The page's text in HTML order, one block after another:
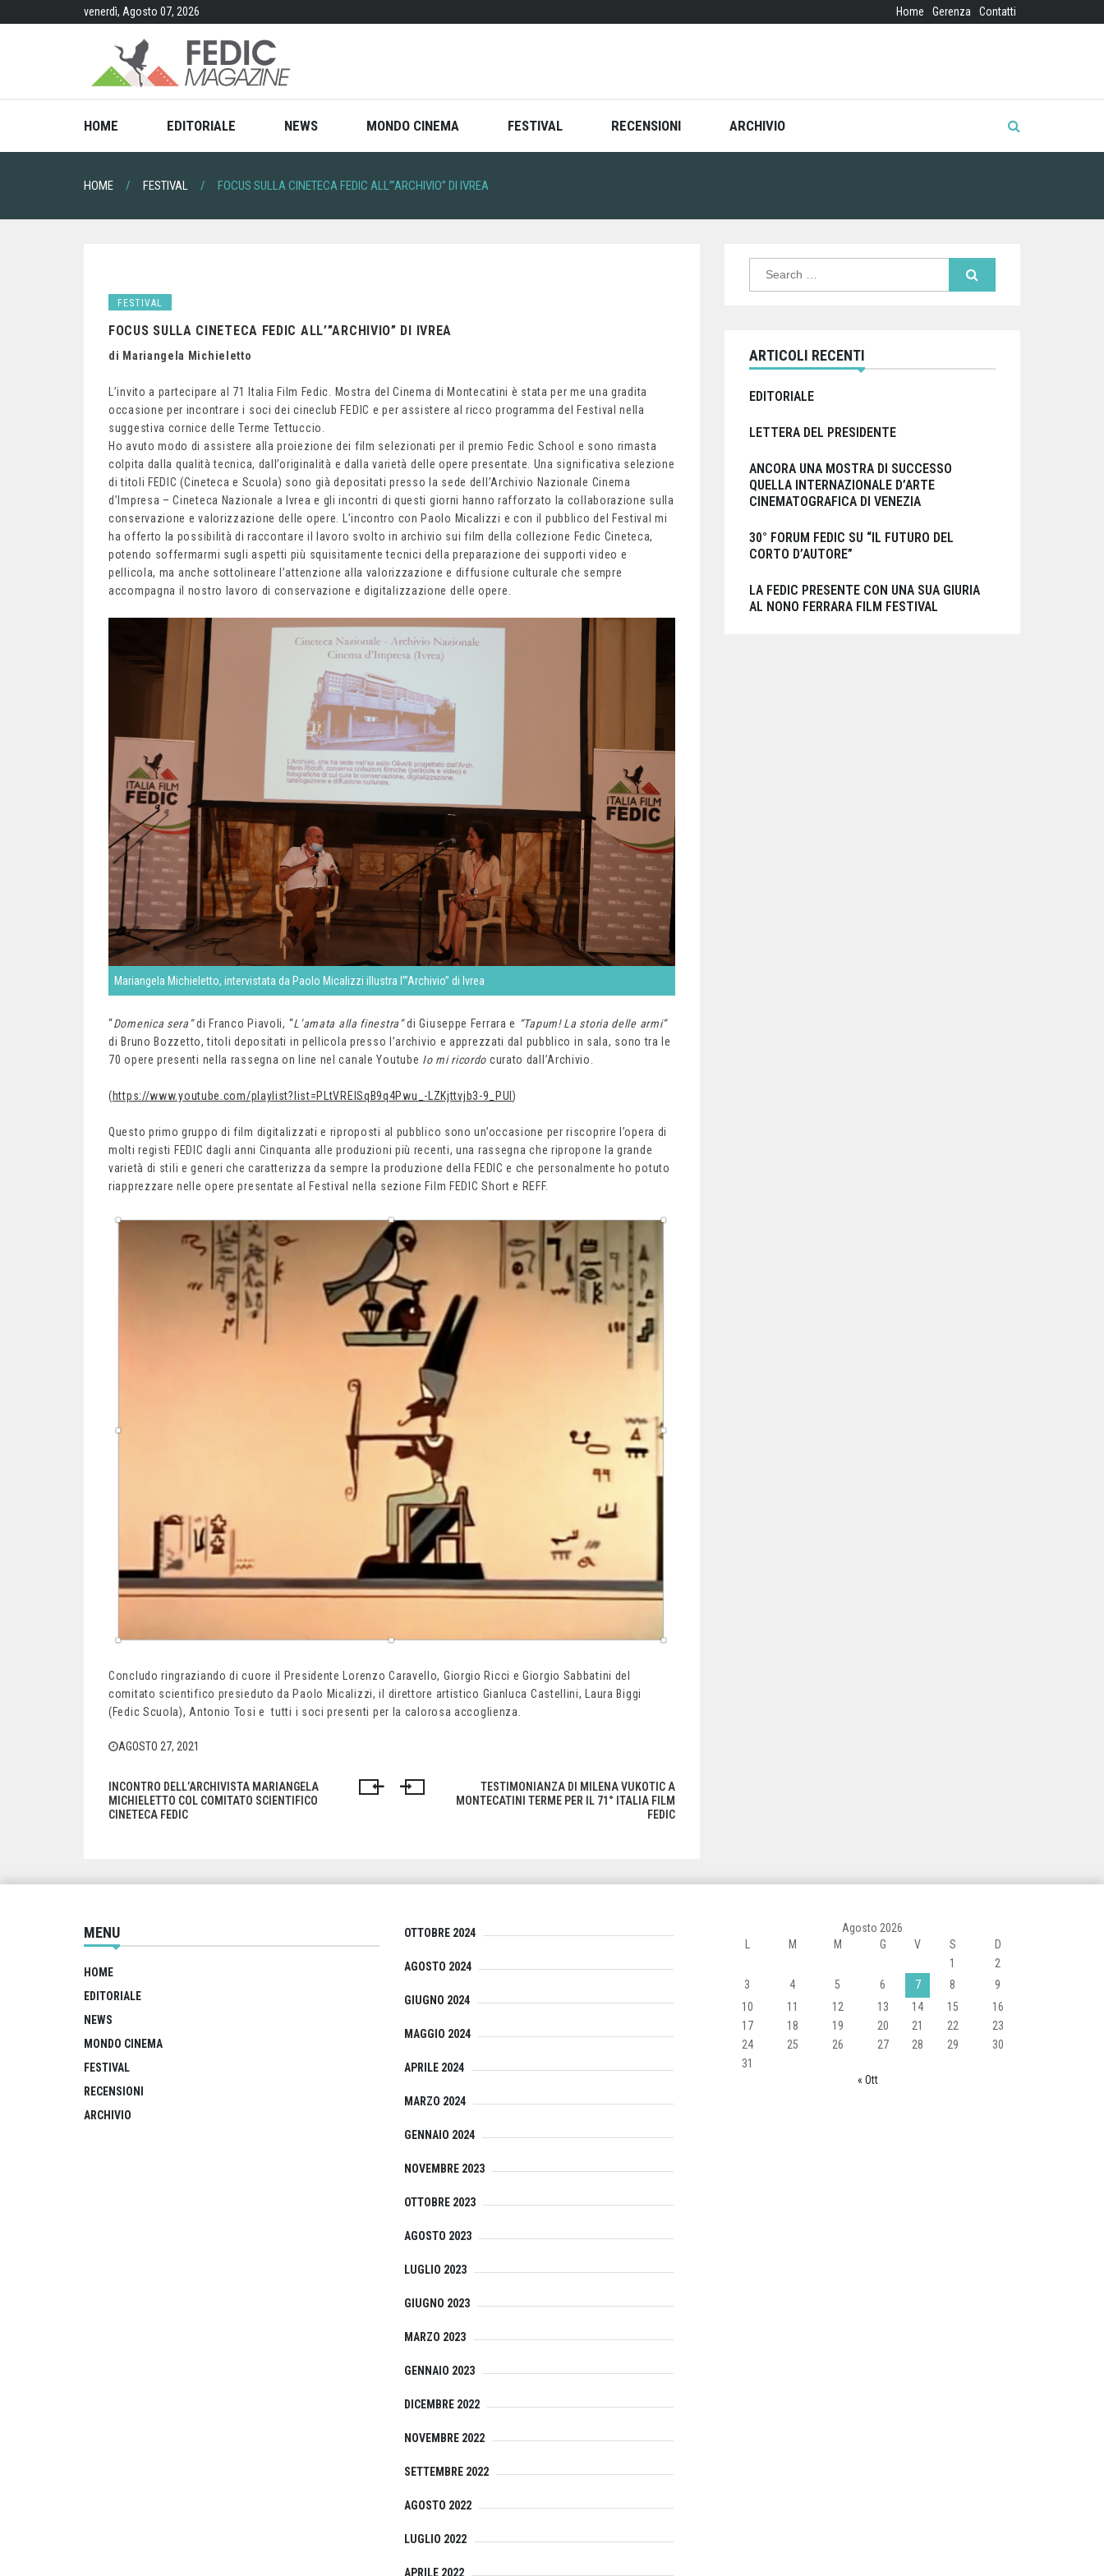
venerdì, Agosto 07, 2026 Home Gerenza Contatti
HOME EDITORIALE NEWS MONDO CINEMA FESTIVAL RECENSIONI ARCHIVIO
HOME FESTIVAL FOCUS SULLA CINETECA FEDIC ALL’”ARCHIVIO” DI IVREA
FESTIVAL
FOCUS SULLA CINETECA FEDIC ALL’”ARCHIVIO” DI IVREA
di Mariangela Michieletto
L’invito a partecipare al 71 Italia Film Fedic. Mostra del Cinema di Montecatini è stata per me una gradita
occasione per incontrare i soci dei cineclub FEDIC e per assistere al ricco programma del Festival nella
suggestiva cornice delle Terme Tettuccio.
Ho avuto modo di assistere alla proiezione dei film selezionati per il premio Fedic School e sono rimasta
colpita dalla qualità tecnica, dall’originalità e dalla varietà delle opere presentate. Una significativa selezione
di titoli FEDIC (Cineteca e Scuola) sono già depositati presso la sede dell’Archivio Nazionale Cinema
d’Impresa – Cineteca Nazionale a Ivrea e gli incontri di questi giorni hanno rafforzato la collaborazione sulla
conservazione e valorizzazione delle opere. L’incontro con Paolo Micalizzi e con il pubblico del Festival mi
ha offerto la possibilità di raccontare il lavoro svolto in archivio sui film della collezione Fedic Cineteca,
potendo soffermarmi sugli aspetti più squisitamente tecnici della preparazione dei supporti video e
pellicola, ma anche sottolineare l’attenzione alla valorizzazione e diffusione culturale che sempre
accompagna il nostro lavoro di conservazione e digitalizzazione delle opere.
Mariangela Michieletto, intervistata da Paolo Micalizzi illustra l’”Archivio” di Ivrea
“Domenica sera”di Franco Piavoli, “L’amata alla finestra”di Giuseppe Ferrara e “Tapum! La storia delle armi”
di Bruno Bozzetto, titoli depositati in pellicola presso l’archivio e apprezzati dal pubblico in sala, sono tra le
70 opere presenti nella rassegna on line nel canale Youtube Io mi ricordo curato dall’Archivio.
(https://www.youtube.com/playlist?list=PLtVRElSqB9q4Pwu_-LZKjttvjb3-9_PUI)
Questo primo gruppo di film digitalizzati e riproposti al pubblico sono un’occasione per riscoprire l’opera di
molti registi FEDIC dagli anni Cinquanta alle produzioni più recenti, una rassegna che ripropone la grande
varietà di stili e generi che caratterizza da sempre la produzione della FEDIC e che personalmente ho potuto
riapprezzare nelle opere presentate al Festival nella sezione Film FEDIC Short e REFF.
Concludo ringraziando di cuore il Presidente Lorenzo Caravello, Giorgio Ricci e Giorgio Sabbatini del
comitato scientifico presieduto da Paolo Micalizzi, il direttore artistico Gianluca Castellini, Laura Biggi
(Fedic Scuola), Antonio Tosi e tutti i soci presenti per la calorosa accoglienza.
AGOSTO 27, 2021
Navigazione
articoli
INCONTRO DELL’ARCHIVISTA MARIANGELA
MICHIELETTO COL COMITATO SCIENTIFICO
CINETECA FEDIC
TESTIMONIANZA DI MILENA VUKOTIC A
MONTECATINI TERME PER IL 71° ITALIA FILM
FEDIC
ARTICOLI RECENTI
EDITORIALE
LETTERA DEL PRESIDENTE
ANCORA UNA MOSTRA DI SUCCESSO
QUELLA INTERNAZIONALE D’ARTE
CINEMATOGRAFICA DI VENEZIA
30° FORUM FEDIC SU “IL FUTURO DEL
CORTO D’AUTORE”
LA FEDIC PRESENTE CON UNA SUA GIURIA
AL NONO FERRARA FILM FESTIVAL
MENU
HOME
EDITORIALE
NEWS
MONDO CINEMA
FESTIVAL
RECENSIONI
ARCHIVIO
OTTOBRE 2024
AGOSTO 2024
GIUGNO 2024
MAGGIO 2024
APRILE 2024
MARZO 2024
GENNAIO 2024
NOVEMBRE 2023
OTTOBRE 2023
AGOSTO 2023
LUGLIO 2023
GIUGNO 2023
MARZO 2023
GENNAIO 2023
DICEMBRE 2022
NOVEMBRE 2022
SETTEMBRE 2022
AGOSTO 2022
LUGLIO 2022
APRILE 2022
Agosto 2026
L
M M G V S
D
1
2
3
4 5 6 7 8
9
10
11 12 13 14 15
16
17
18 19 20 21 22
23
24
25 26 27 28 29
30
31
« Ott